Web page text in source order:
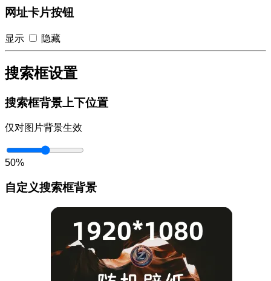
网址卡片按钮
显示 隐藏
搜索框设置
搜索框背景上下位置
仅对图片背景生效
50%
自定义搜索框背景